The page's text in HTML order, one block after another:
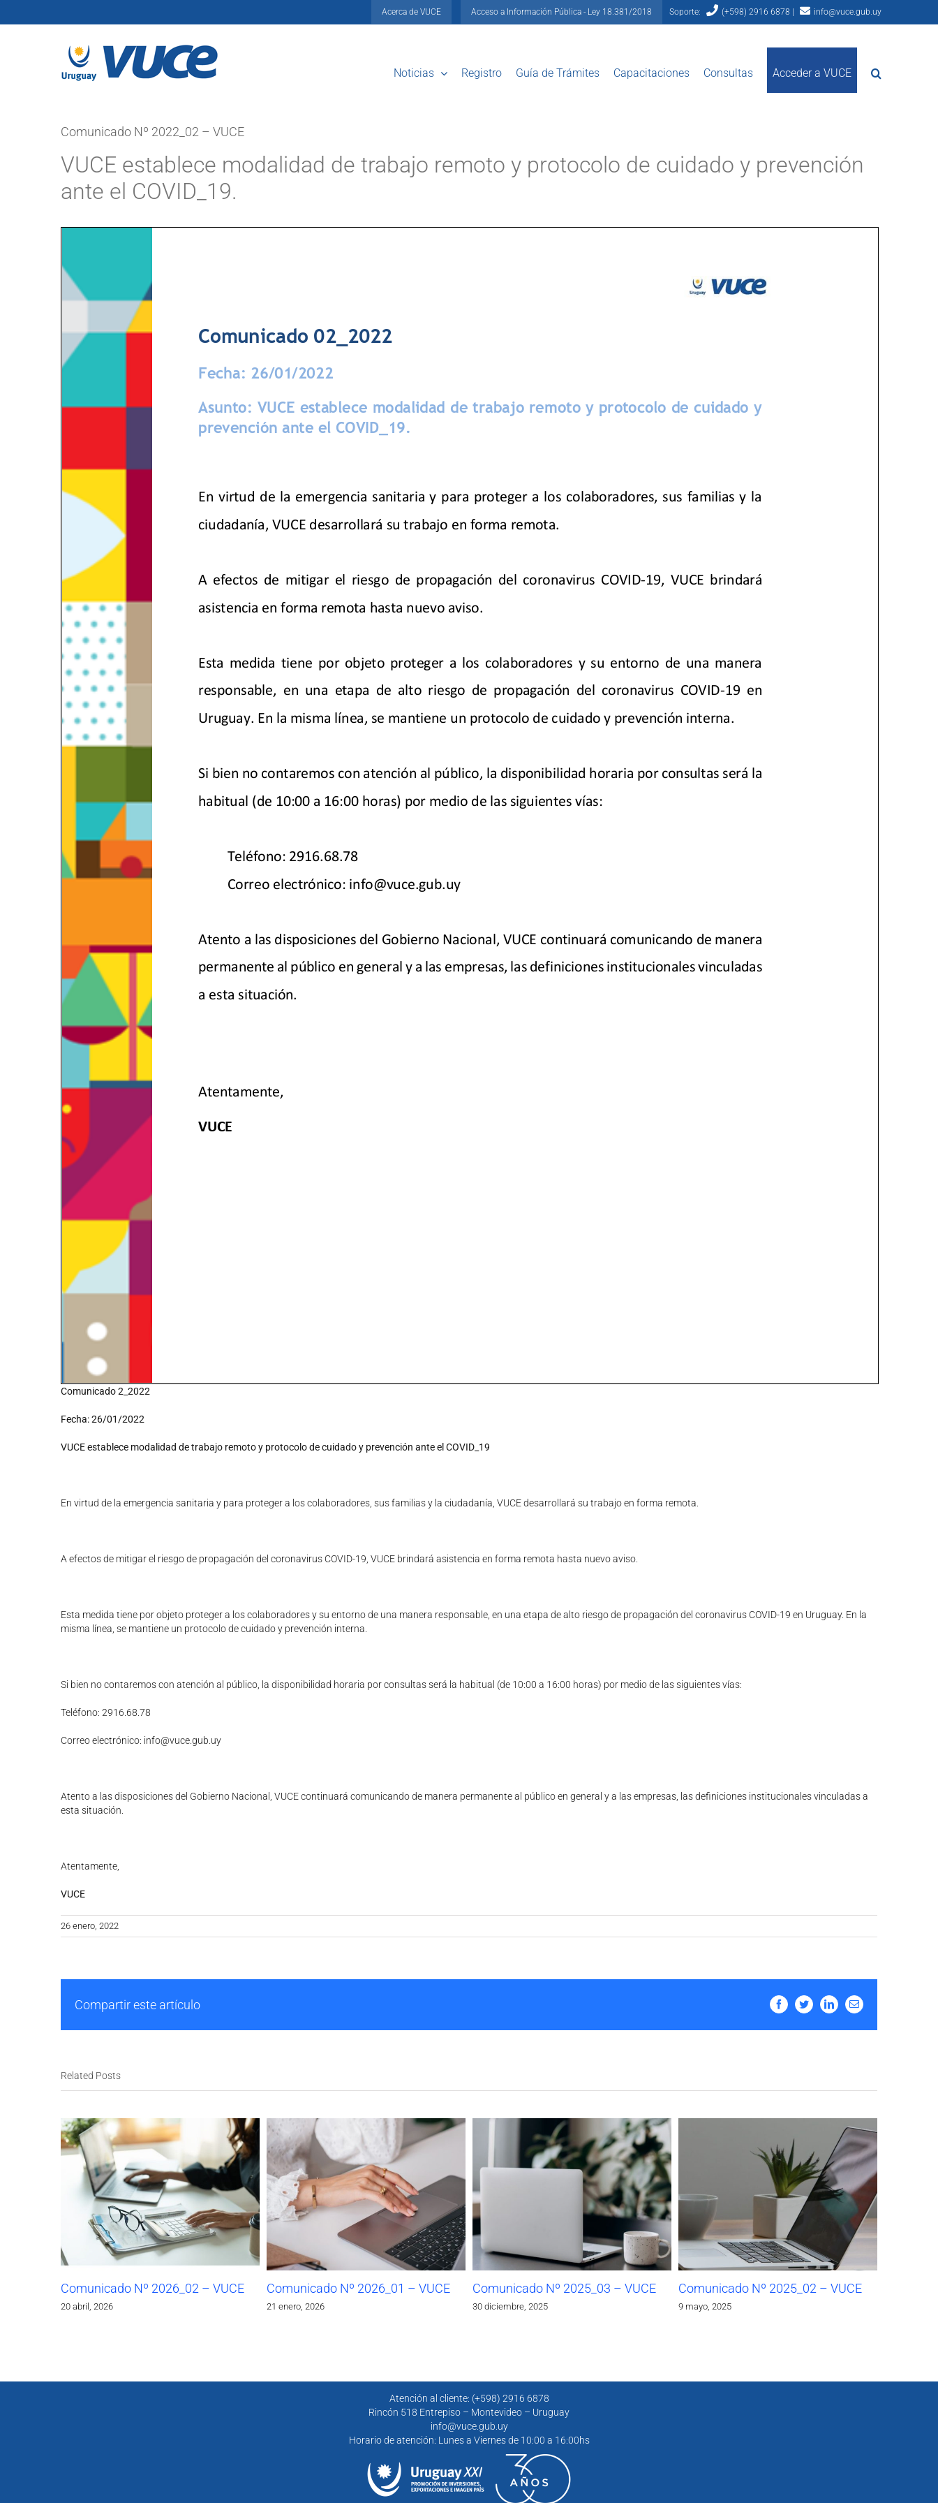
Acerca de VUCE Acceso a Información Pública - Ley 18.381/2018 Soporte: (+598) 2916 6878 | info@vuce.gub.uy
Noticias Registro Guía de Trámites Capacitaciones Consultas Acceder a VUCE
Comunicado Nº 2022_02 – VUCE
VUCE establece modalidad de trabajo remoto y protocolo de cuidado y prevención
ante el COVID_19.
Comunicado 2_2022
Fecha: 26/01/2022
VUCE establece modalidad de trabajo remoto y protocolo de cuidado y prevención ante el COVID_19
En virtud de la emergencia sanitaria y para proteger a los colaboradores, sus familias y la ciudadanía, VUCE desarrollará su trabajo en forma remota.
A efectos de mitigar el riesgo de propagación del coronavirus COVID-19, VUCE brindará asistencia en forma remota hasta nuevo aviso.
Esta medida tiene por objeto proteger a los colaboradores y su entorno de una manera responsable, en una etapa de alto riesgo de propagación del coronavirus COVID-19 en Uruguay. En la
misma línea, se mantiene un protocolo de cuidado y prevención interna.
Si bien no contaremos con atención al público, la disponibilidad horaria por consultas será la habitual (de 10:00 a 16:00 horas) por medio de las siguientes vías:
Teléfono: 2916.68.78
Correo electrónico: info@vuce.gub.uy
Atento a las disposiciones del Gobierno Nacional, VUCE continuará comunicando de manera permanente al público en general y a las empresas, las definiciones institucionales vinculadas a
esta situación.
Atentamente,
VUCE
26 enero, 2022
Compartir este artículo FacebookTwitterLinkedInEmail
Related Posts
Comunicado Nº 2026_02 – VUCE
20 abril, 2026
Comunicado Nº 2026_01 – VUCE
21 enero, 2026
Comunicado Nº 2025_03 – VUCE
30 diciembre, 2025
Comunicado Nº 2025_02 – VUCE
9 mayo, 2025
Atención al cliente: (+598) 2916 6878
Rincón 518 Entrepiso – Montevideo – Uruguay
info@vuce.gub.uy
Horario de atención: Lunes a Viernes de 10:00 a 16:00hs